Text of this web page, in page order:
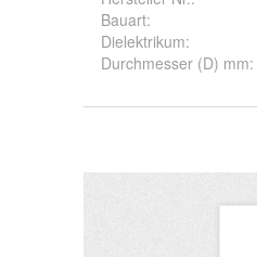
Bauart:
Dielektrikum:
Durchmesser (D) mm: